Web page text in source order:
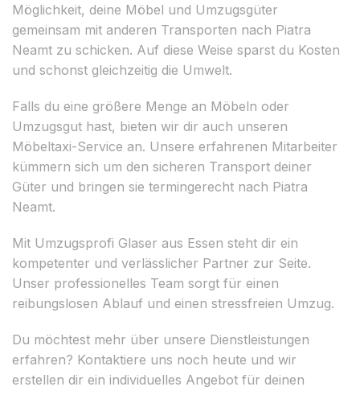
Möglichkeit, deine Möbel und Umzugsgüter
gemeinsam mit anderen Transporten nach Piatra
Neamt zu schicken. Auf diese Weise sparst du Kosten
und schonst gleichzeitig die Umwelt.
Falls du eine größere Menge an Möbeln oder
Umzugsgut hast, bieten wir dir auch unseren
Möbeltaxi-Service an. Unsere erfahrenen Mitarbeiter
kümmern sich um den sicheren Transport deiner
Güter und bringen sie termingerecht nach Piatra
Neamt.
Mit Umzugsprofi Glaser aus Essen steht dir ein
kompetenter und verlässlicher Partner zur Seite.
Unser professionelles Team sorgt für einen
reibungslosen Ablauf und einen stressfreien Umzug.
Du möchtest mehr über unsere Dienstleistungen
erfahren? Kontaktiere uns noch heute und wir
erstellen dir ein individuelles Angebot für deinen